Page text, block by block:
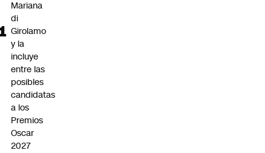
Mariana
di
Girolamo
y la
incluye
entre las
posibles
candidatas
a los
Premios
Oscar
2027